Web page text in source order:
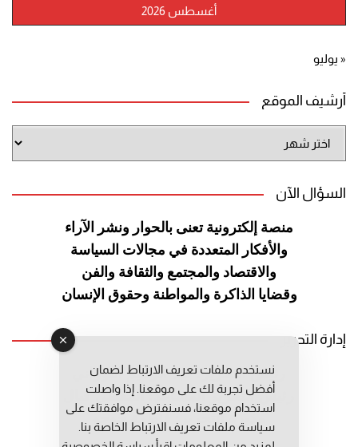
أغسطس 2026
« يوليو
أرشيف الموقع
الموقع
السؤال الآن
منصة إلكترونية تعنى بالحوار ونشر الآراء
والأفكار المتعددة في مجالات السياسة
والاقتصاد والمجتمع والثقافة والفن
وقضايا الذاكرة والمواطنة وحقوق الإنسان
إدارة التحرير
رئيس التحرير: عبد الرحيم التوراني
رئيس التحرير المساعد: المعطي قبال
مديرة التحرير: فاطمة حوحو
نستخدم ملفات تعريف الارتباط لضمان
أفضل تجربة لك على موقعنا. إذا واصلت
استخدام موقعنا، فسنفترض موافقتك على
سياسة ملفات تعريف الارتباط الخاصة بنا.